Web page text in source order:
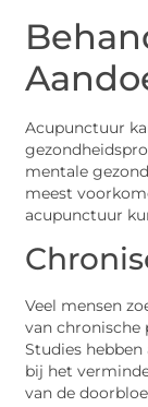
Acupunctuur
mentale
meest
acupunctuur
Veel mensen
van chronische
Studies
bij het
van de